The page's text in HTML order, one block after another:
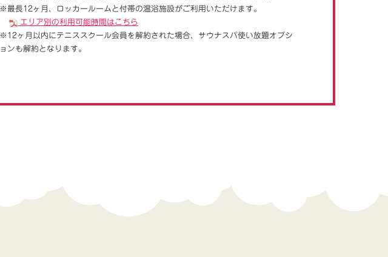
※最長12ヶ月、ロッカールームと付帯の温浴施設がご利用いただけます。
エリア別の利用可能時間はこちら
※12ヶ月以内にテニススクール会員を解約された場合、サウナスパ使い放題オプシ
ョンも解約となります。